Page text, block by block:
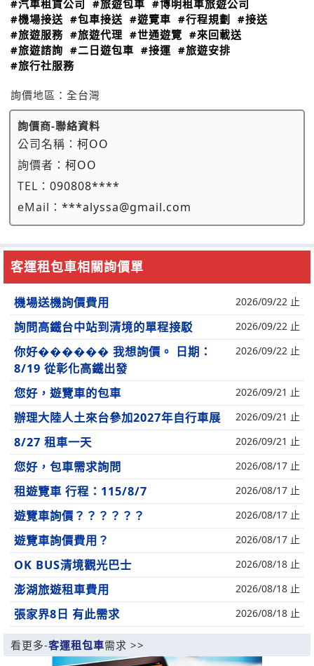
#汽車租賃公司 #旅遊包車 #博明租車旅遊公司
#機場接送 #包車接送 #遊覽車 #行程規劃
#接送
#旅遊服務 #旅遊代理 #世通遊覽 #來回載送
#旅遊諮詢 #二日遊包車 #接運 #旅遊安排
#旅行社服務
詢價地區： 全台灣
詢價商-聯絡資料
公司名稱： 柯OO
詢價者： 柯OO
TEL： 090808****
eMail： ***alyssa@gmail.com
客運租包車相關詢價單
機場送機詢價費用 2026/09/22 止
詢問高鐵台中站到清境的單程接駁 2026/09/22 止
你好������ 我想詢價。 日期：
8/19 從彰化高鐵出發
2026/09/22 止
您好，遊覽車的包車 2026/09/21 止
辦理大陸人土來台參加2027年自行車展 2026/09/21 止
8/27 租車一天 2026/09/21 止
您好，包車需求詢問 2026/08/17 止
租遊覽車 行程：115/8/7 2026/08/17 止
遊覽車詢價？？？？？？ 2026/08/17 止
遊覽車詢價費用？ 2026/08/17 止
OK BUS清境觀光巴士 2026/08/18 止
澎湖旅遊租車費用 2026/08/18 止
張家界8日 有此需求 2026/08/18 止
看更多-客運租包車需求 >>